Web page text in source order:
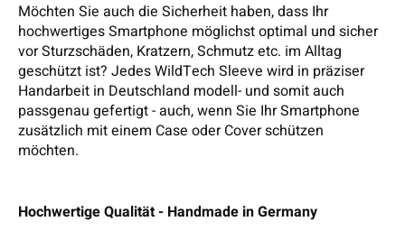
Möchten Sie auch die Sicherheit haben, dass Ihr
hochwertiges Smartphone möglichst optimal und sicher
vor Sturzschäden, Kratzern, Schmutz etc. im Alltag
geschützt ist? Jedes WildTech Sleeve wird in präziser
Handarbeit in Deutschland modell- und somit auch
passgenau gefertigt - auch, wenn Sie Ihr Smartphone
zusätzlich mit einem Case oder Cover schützen
möchten.
Hochwertige Qualität - Handmade in Germany